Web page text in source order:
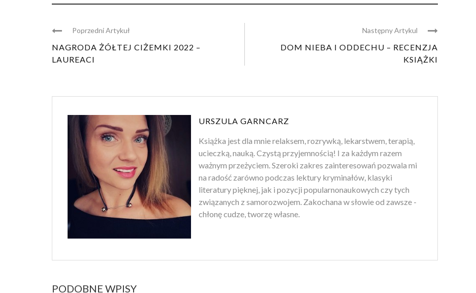
Poprzedni Artykuł
NAGRODA ŻÓŁTEJ CIŻEMKI 2022 –
LAUREACI
Następny Artykul
DOM NIEBA I ODDECHU – RECENZJA
KSIĄŻKI
URSZULA GARNCARZ
Książka jest dla mnie relaksem, rozrywką, lekarstwem, terapią,
ucieczką, nauką. Czystą przyjemnością! I za każdym razem
ważnym przeżyciem. Szeroki zakres zainteresowań pozwala mi
na radość zarówno podczas lektury kryminałów, klasyki
literatury pięknej, jak i pozycji popularnonaukowych czy tych
związanych z samorozwojem. Zakochana w słowie od zawsze -
chłonę cudze, tworzę własne.
PODOBNE WPISY